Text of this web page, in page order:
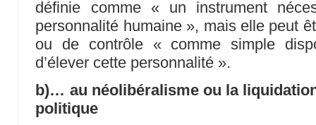
définie comme « un instrument
personnalité humaine », mais elle peut
ou de contrôle « comme simple
d’élever cette personnalité ».
b)… au néolibéralisme ou la
politique